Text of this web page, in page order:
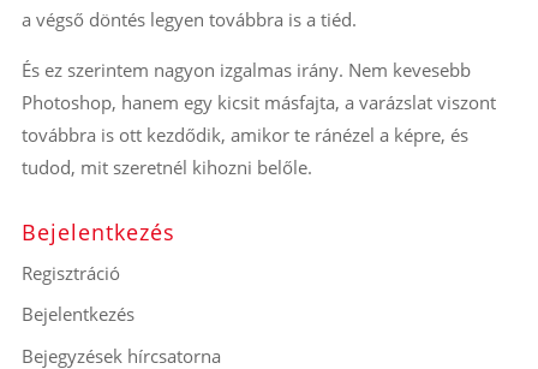
a végső döntés legyen továbbra is a tiéd.
És ez szerintem nagyon izgalmas irány. Nem kevesebb
Photoshop, hanem egy kicsit másfajta, a varázslat viszont
továbbra is ott kezdődik, amikor te ránézel a képre, és
tudod, mit szeretnél kihozni belőle.
Bejelentkezés
Regisztráció
Bejelentkezés
Bejegyzések hírcsatorna